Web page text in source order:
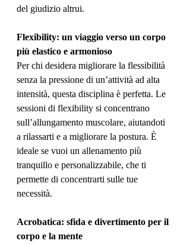
del giudizio altrui.
Flexibility: un viaggio verso un corpo
più elastico e armonioso
Per chi desidera migliorare la flessibilità
senza la pressione di un’attività ad alta
intensità, questa disciplina è perfetta. Le
sessioni di flexibility si concentrano
sull’allungamento muscolare, aiutandoti
a rilassarti e a migliorare la postura. È
ideale se vuoi un allenamento più
tranquillo e personalizzabile, che ti
permette di concentrarti sulle tue
necessità.
Acrobatica: sfida e divertimento per il
corpo e la mente